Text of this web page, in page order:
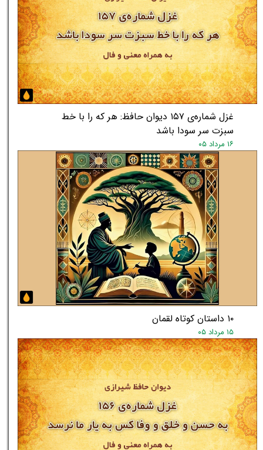
غزل شماره‌ی ۱۵۷ دیوان حافظ: هر که را با خط
سبزت سر سودا باشد
۱۶ مرداد ۰۵
۱۰ داستان کوتاه لقمان
۱۵ مرداد ۰۵